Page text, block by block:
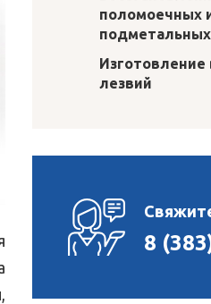
поломоечных
лезвий
8